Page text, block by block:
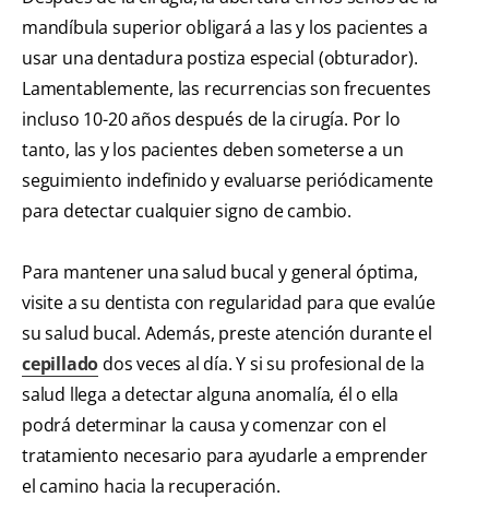
mandíbula superior obligará a las y los pacientes a
usar una dentadura postiza especial (obturador).
Lamentablemente, las recurrencias son frecuentes
incluso 10-20 años después de la cirugía. Por lo
tanto, las y los pacientes deben someterse a un
seguimiento indefinido y evaluarse periódicamente
para detectar cualquier signo de cambio.
Para mantener una salud bucal y general óptima,
visite a su dentista con regularidad para que evalúe
su salud bucal. Además, preste atención durante el
cepilladodos veces al día. Y si su profesional de la
salud llega a detectar alguna anomalía, él o ella
podrá determinar la causa y comenzar con el
tratamiento necesario para ayudarle a emprender
el camino hacia la recuperación.